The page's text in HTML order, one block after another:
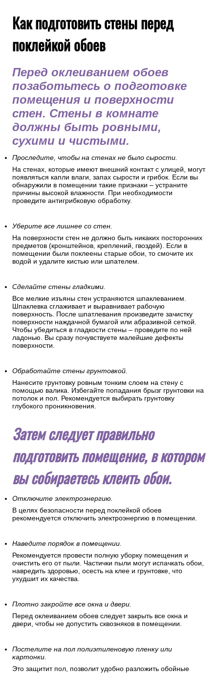
Как подготовить стены перед
поклейкой обоев
Перед оклеиванием обоев
позаботьтесь о подготовке
помещения и поверхности
стен. Стены в комнате
должны быть ровными,
сухими и чистыми.
Проследите, чтобы на стенах не было сырости.
На стенах, которые имеют внешний контакт с улицей, могут
появляться капли влаги, запах сырости и грибок. Если вы
обнаружили в помещении такие признаки – устраните
причины высокой влажности. При необходимости
проведите антигрибковую обработку.
Уберите все лишнее со стен.
На поверхности стен не должно быть никаких посторонних
предметов (кронштейнов, креплений, гвоздей). Если в
помещении были поклеены старые обои, то смочите их
водой и удалите кистью или шпателем.
Сделайте стены гладкими.
Все мелкие изъяны стен устраняются шпаклеванием.
Шпаклевка сглаживает и выравнивает рабочую
поверхность. После шпатлевания произведите зачистку
поверхности наждачной бумагой или абразивной сеткой.
Чтобы убедиться в гладкости стены – проведите по ней
ладонью. Вы сразу почувствуете малейшие дефекты
поверхности.
Обработайте стены грунтовкой.
Нанесите грунтовку ровным тонким слоем на стену с
помощью валика. Избегайте попадания брызг грунтовки на
потолок и пол. Рекомендуется выбирать грунтовку
глубокого проникновения.
Затем следует правильно
подготовить помещение, в котором
вы собираетесь клеить обои.
Отключите электроэнергию.
В целях безопасности перед поклейкой обоев
рекомендуется отключить электроэнергию в помещении.
Наведите порядок в помещении.
Рекомендуется провести полную уборку помещения и
очистить его от пыли. Частички пыли могут испачкать обои,
навредить здоровью, осесть на клее и грунтовке, что
ухудшит их качества.
Плотно закройте все окна и двери.
Перед оклеиванием обоев следует закрыть все окна и
двери, чтобы не допустить сквозняков в помещении.
Постелите на пол полиэтиленовую пленку или
картонки.
Это защитит пол, позволит удобно разложить обойные